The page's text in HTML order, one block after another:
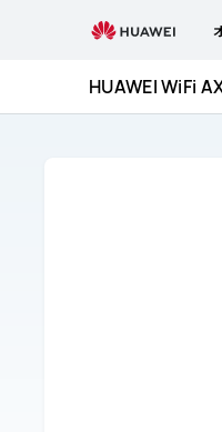
扱
HUAWEI WiFi